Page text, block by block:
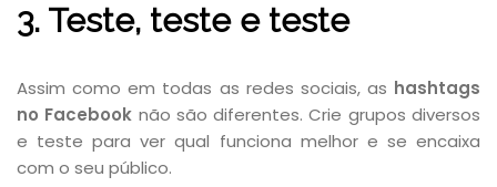
3. Teste, teste e teste
Assim como em todas as redes sociais, as hashtags
no Facebook não são diferentes. Crie grupos diversos
e teste para ver qual funciona melhor e se encaixa
com o seu público.